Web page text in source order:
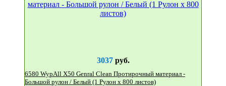
3037руб.
6580 WypAll X50 Genral Clean Протирочный материал -
Большой рулон / Белый (1 Рулон x 800 листов)